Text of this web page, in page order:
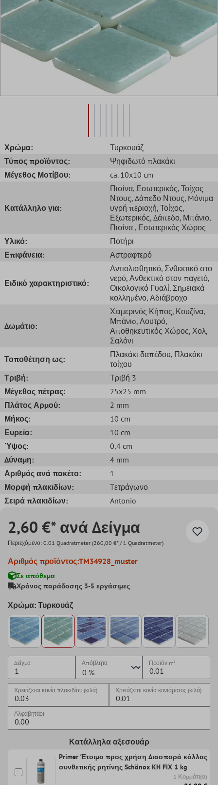
Χρώμα:
Τυρκουάζ
Τύπος προϊόντος:
Ψηφιδωτό πλακάκι
Μέγεθος Μοτίβου:
ca. 10x10 cm
Κατάλληλο για:
Πισίνα, Εσωτερικός, Τοίχος
Ντους, Δάπεδο Ντους, Mόνιμα
υγρή περιοχή, Τοίχος,
Εξωτερικός, Δάπεδο, Μπάνιο,
Πισίνα , Εσωτερικός Χώρος
Υλικό:
Ποτήρι
Επιφάνεια:
Αστραφτερό
Ειδικό χαρακτηριστικό:
Αντιολισθητικό, Σνθεκτικό στο
νερό, Ανθεκτικό στον παγετό,
Οικολογικό Γυαλί, Σημειακά
κολλημένο, Αδιάβροχο
Δωμάτιο:
Χειμερινός Κήπος, Κουζίνα,
Μπάνιo, Λουτρό,
Αποθηκευτικός Χώρος, Χολ,
Σαλόνι
Τοποθέτηση ως:
Πλακάκι δαπέδου, Πλακάκι
τοίχου
Τριβή:
Τριβή 3
Μέγεθος πέτρας:
25x25 mm
Πλάτος Αρμού:
2 mm
Μήκος:
10 cm
Ευρεία:
10 cm
Ύψος:
0,4 cm
Δύναμη:
4 mm
Αριθμός ανά πακέτο:
1
Μορφή πλακιδίων:
Tετράγωνο
Σειρά πλακιδίων:
Antonio
2,60 €* ανά Δείγμα
Περιεχόμενο: 0.01 Quadratmeter (260,00 €* / 1 Quadratmeter)
Αριθμός προϊόντος:TM34928_muster
Σε απόθεμα
Χρόνος παράδοσης 3-5 εργάσιμες
Χρώμα: Τυρκουάζ
Δείγμα Απόβλητα Προϊόνm²
Χρειάζεται κονία πλακιδίου (κιλά) Χρειάζεται κονία κονιάματος (κιλά)
Αλφαβητάρι
Κατάλληλα αξεσουάρ
Primer Έτοιμο προς χρήση Διασπορά κόλλας
συνθετικής ρητίνης Schönox KH FIX 1 kg
1 Κομμάτι(α)